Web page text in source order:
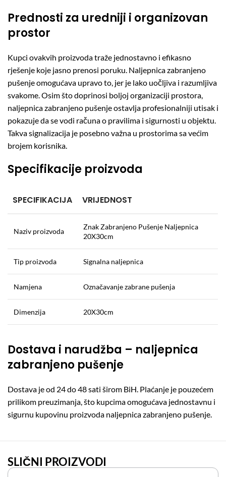
Prednosti za uredniji i organizovan
prostor
Kupci ovakvih proizvoda traže jednostavno i efikasno
rješenje koje jasno prenosi poruku. Naljepnica zabranjeno
pušenje omogućava upravo to, jer je lako uočljiva i razumljiva
svakome. Osim što doprinosi boljoj organizaciji prostora,
naljepnica zabranjeno pušenje ostavlja profesionalniji utisak i
pokazuje da se vodi računa o pravilima i sigurnosti u objektu.
Takva signalizacija je posebno važna u prostorima sa većim
brojem korisnika.
Specifikacije proizvoda
SPECIFIKACIJA VRIJEDNOST
Naziv proizvoda
Znak Zabranjeno Pušenje Naljepnica
20X30cm
Tip proizvoda Signalna naljepnica
Namjena Označavanje zabrane pušenja
Dimenzija 20X30cm
Dostava i narudžba – naljepnica
zabranjeno pušenje
Dostava je od 24 do 48 sati širom BiH. Plaćanje je pouzećem
prilikom preuzimanja, što kupcima omogućava jednostavnu i
sigurnu kupovinu proizvoda naljepnica zabranjeno pušenje.
SLIČNI PROIZVODI